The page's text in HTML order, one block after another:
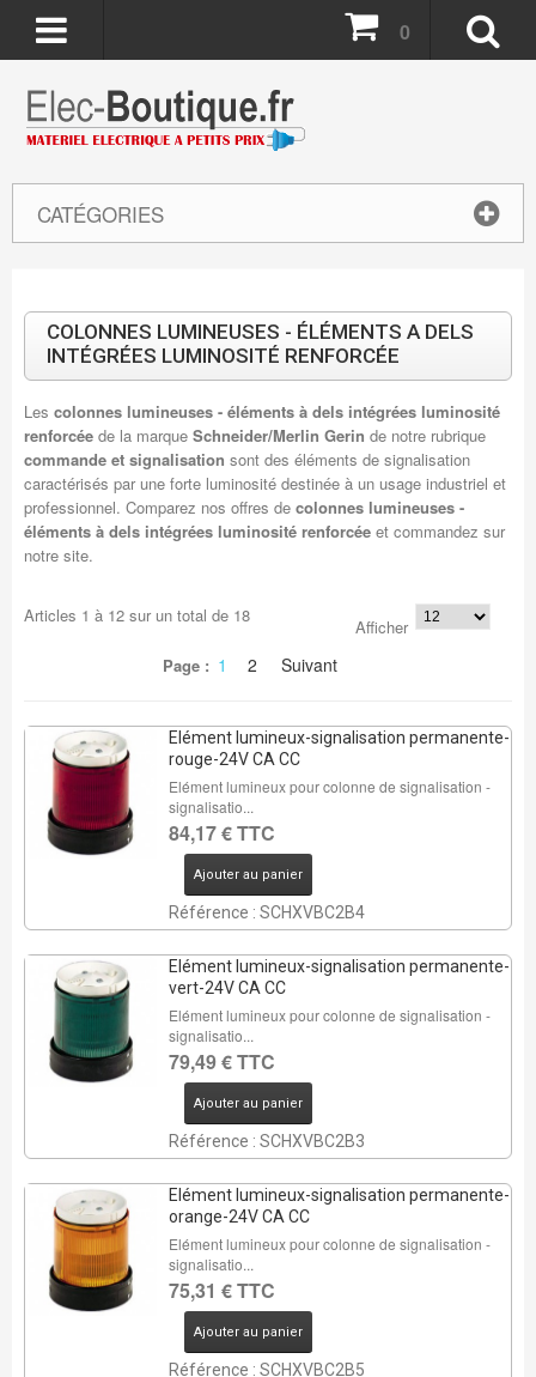
CATÉGORIES
0
COLONNES LUMINEUSES - ÉLÉMENTS A DELS
INTÉGRÉES LUMINOSITÉ RENFORCÉE
Les colonnes lumineuses - éléments à dels intégrées luminosité
renforcéede la marque Schneider/Merlin Gerin de notre rubrique
commande et signalisation sont des éléments de signalisation
caractérisés par une forte luminosité destinée à un usage industriel et
professionnel. Comparez nos offres de colonnes lumineuses -
éléments à dels intégrées luminosité renforcéeet commandez sur
notre site.
Articles 1 à 12sur un total de 18
Afficher
Page : 1 2 Suivant
Elément lumineux-signalisation permanente-
rouge-24V CA CC
Elément lumineux pour colonne de signalisation -
signalisatio...
84,17 € TTC
Ajouter au panier
Référence : SCHXVBC2B4
Elément lumineux-signalisation permanente-
vert-24V CA CC
Elément lumineux pour colonne de signalisation -
signalisatio...
79,49 € TTC
Ajouter au panier
Référence : SCHXVBC2B3
Elément lumineux-signalisation permanente-
orange-24V CA CC
Elément lumineux pour colonne de signalisation -
signalisatio...
75,31 € TTC
Ajouter au panier
Référence : SCHXVBC2B5